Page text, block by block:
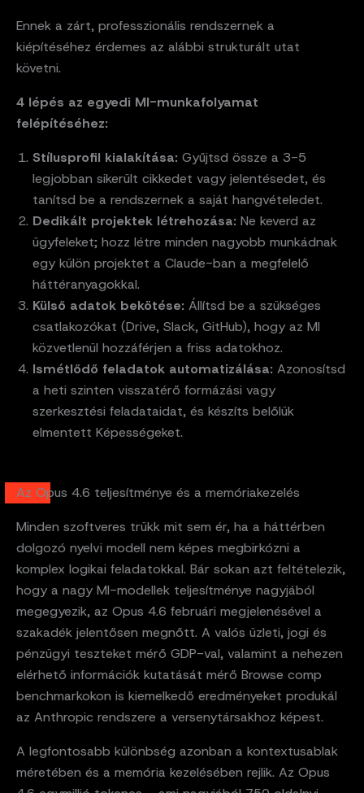
Ennek a zárt, professzionális rendszernek a
kiépítéséhez érdemes az alábbi strukturált utat
követni.
4 lépés az egyedi MI-munkafolyamat
felépítéséhez:
Stílusprofil kialakítása: Gyűjtsd össze a 3-5
legjobban sikerült cikkedet vagy jelentésedet, és
tanítsd be a rendszernek a saját hangvételedet.
Dedikált projektek létrehozása: Ne keverd az
ügyfeleket; hozz létre minden nagyobb munkádnak
egy külön projektet a Claude-ban a megfelelő
háttéranyagokkal.
Külső adatok bekötése: Állítsd be a szükséges
csatlakozókat (Drive, Slack, GitHub), hogy az MI
közvetlenül hozzáférjen a friss adatokhoz.
Ismétlődő feladatok automatizálása: Azonosítsd
a heti szinten visszatérő formázási vagy
szerkesztési feladataidat, és készíts belőlük
elmentett Képességeket.
Az Opus 4.6 teljesítménye és a memóriakezelés
Minden szoftveres trükk mit sem ér, ha a háttérben
dolgozó nyelvi modell nem képes megbirkózni a
komplex logikai feladatokkal. Bár sokan azt feltételezik,
hogy a nagy MI-modellek teljesítménye nagyjából
megegyezik, az Opus 4.6 februári megjelenésével a
szakadék jelentősen megnőtt. A valós üzleti, jogi és
pénzügyi teszteket mérő GDP-val, valamint a nehezen
elérhető információk kutatását mérő Browse comp
benchmarkokon is kiemelkedő eredményeket produkál
az Anthropic rendszere a versenytársakhoz képest.
A legfontosabb különbség azonban a kontextusablak
méretében és a memória kezelésében rejlik. Az Opus